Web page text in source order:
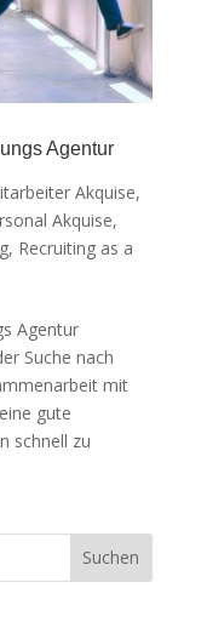
Agentur
Akquise,
Akquise,
, Recruiting as a
Agentur
Suche nach
mit
gute
schnell zu
Suchen